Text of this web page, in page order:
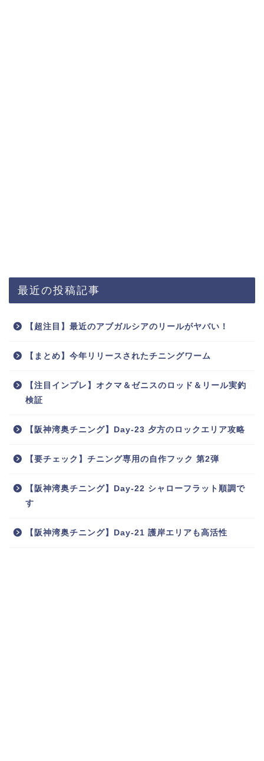
最近の投稿記事
【超注目】最近のアブガルシアのリールがヤバい！
【まとめ】今年リリースされたチニングワーム
【注目インプレ】オクマ＆ゼニスのロッド＆リール実釣
検証
【阪神湾奥チニング】Day-23 夕方のロックエリア攻略
【要チェック】チニング専用の自作フック 第2弾
【阪神湾奥チニング】Day-22 シャローフラット順調で
す
【阪神湾奥チニング】Day-21 護岸エリアも高活性